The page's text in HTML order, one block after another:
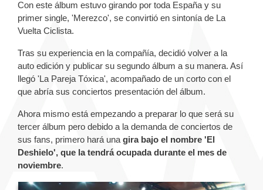
Con este álbum estuvo girando por toda España y su
primer single, 'Merezco', se convirtió en sintonía de La
Vuelta Ciclista.
Tras su experiencia en la compañía, decidió volver a la
auto edición y publicar su segundo álbum a su manera. Así
llegó 'La Pareja Tóxica', acompañado de un corto con el
que abría sus conciertos presentación del álbum.
Ahora mismo está empezando a preparar lo que será su
tercer álbum pero debido a la demanda de conciertos de
sus fans, primero hará una gira bajo el nombre 'El
Deshielo', que la tendrá ocupada durante el mes de
noviembre.